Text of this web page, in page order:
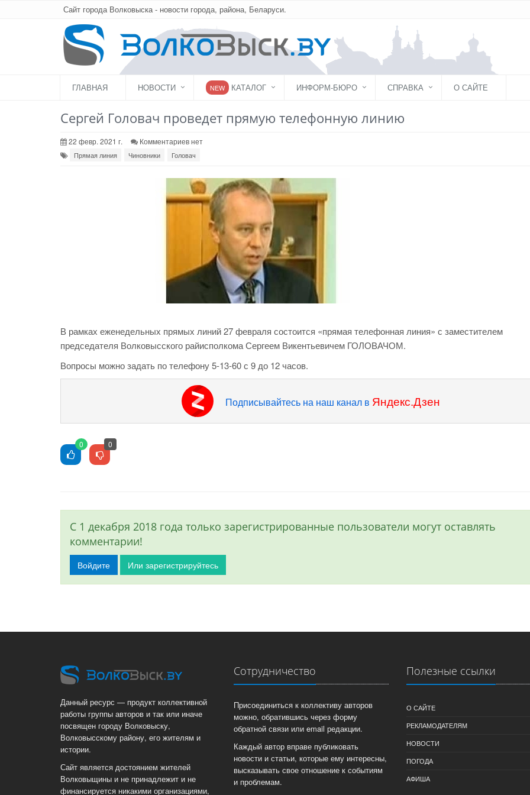
Сайт города Волковыска - новости города, района, Беларуси.
ГЛАВНАЯ НОВОСТИ NEW КАТАЛОГ ИНФОРМ-БЮРО СПРАВКА О САЙТЕ
Сергей Головач проведет прямую телефонную линию
22 февр. 2021 г. Комментариев нет
Прямая линия Чиновники Головач
В рамках еженедельных прямых линий 27 февраля состоится «прямая телефонная линия» с заместителем
председателя Волковысского райисполкома Сергеем Викентьевичем ГОЛОВАЧОМ.
Вопросы можно задать по телефону 5-13-60 с 9 до 12 часов.
Подписывайтесь на наш канал в Яндекс.Дзен
0 0
С 1 декабря 2018 года только зарегистрированные пользователи могут оставлять
комментарии!
Войдите Или зарегистрируйтесь
Данный ресурс — продукт коллективной
работы группы авторов и так или иначе
посвящен городу Волковыску,
Волковысскому району, его жителям и
истории.
Сайт является достоянием жителей
Волковыщины и не принадлежит и не
финансируется никакими организациями,
Сотрудничество
Присоединиться к коллективу авторов
можно, обратившись через форму
обратной связи или email редакции.
Каждый автор вправе публиковать
новости и статьи, которые ему интересны,
высказывать свое отношение к событиям
и проблемам.
Полезные ссылки
О САЙТЕ
РЕКЛАМОДАТЕЛЯМ
НОВОСТИ
ПОГОДА
АФИША